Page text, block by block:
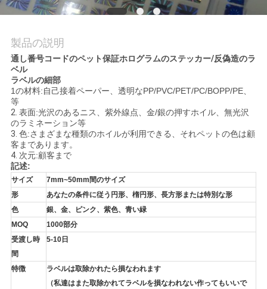
に
連
絡
し
な
さ
い
ニ
ュ
ー
ス
製品の説明
通し番号コードのペット保証ホログラムのステッカー/反偽造のラ
ベル
ラベルの細部
1の材料:自己接着ペーパー、透明なPP/PVC/PET/PC/BOPP/PE、
等
2. 表面:光沢のあるニス、紫外線点、金/銀の押すホイル、無光沢
のラミネーション等
3. 色:さまざまな種類のホイルが利用できる、それペットの色は顧
客まであります。
4. 次元:顧客まで
記述:
サイズ
7mm~50mm間のサイズ
形
あなたの条件に従う円形、楕円形、長方形または特別な形
色
銀、金、ピンク、紫色、青い緑
MOQ
1000部分
受渡し時
間
5-10日
特徴
ラベルは取除かれたら損なわれます
（私達はまた取除かれてラベルを損なわれない作ってもいいで